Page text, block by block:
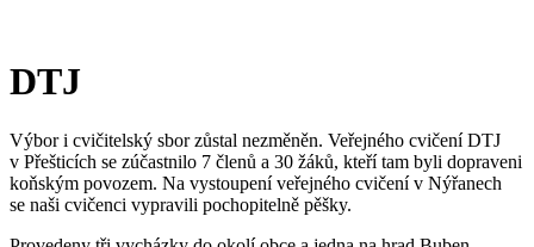
DTJ
Výbor i cvičitelský sbor zůstal nezměněn. Veřejného cvičení DTJ
v Přešticích se zúčastnilo 7 členů a 30 žáků, kteří tam byli dopraveni
koňským povozem. Na vystoupení veřejného cvičení v Nýřanech
se naši cvičenci vypravili pochopitelně pěšky.